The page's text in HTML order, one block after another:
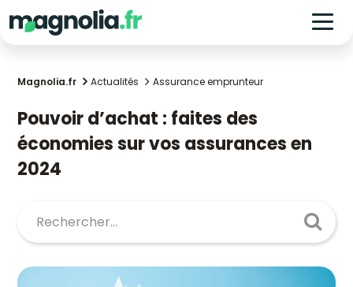
Magnolia.fr Actualités Assurance emprunteur
Pouvoir d’achat : faites des
économies sur vos assurances en
2024